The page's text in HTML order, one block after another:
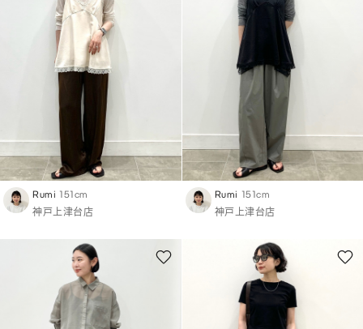
Rumi 151cm
神戸上津台店
Rumi 151cm
神戸上津台店